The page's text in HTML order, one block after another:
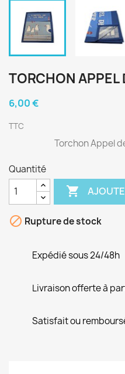
TORCHON APPEL
6,00 €
TTC
Torchon Appel
Quantité

 Rupture de stock
Expédié sous 24/48h
Livraison offerte à
Satisfait ou